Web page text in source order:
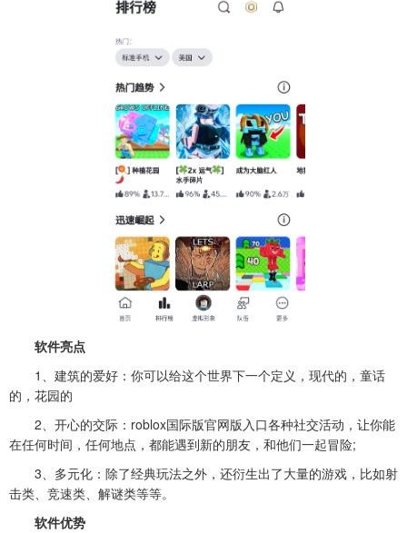
软件亮点
1、建筑的爱好：你可以给这个世界下一个定义，现代的，童话
的，花园的
2、开心的交际：roblox国际版官网版入口各种社交活动，让你能
在任何时间，任何地点，都能遇到新的朋友，和他们一起冒险;
3、多元化：除了经典玩法之外，还衍生出了大量的游戏，比如射
击类、竞速类、解谜类等等。
软件优势